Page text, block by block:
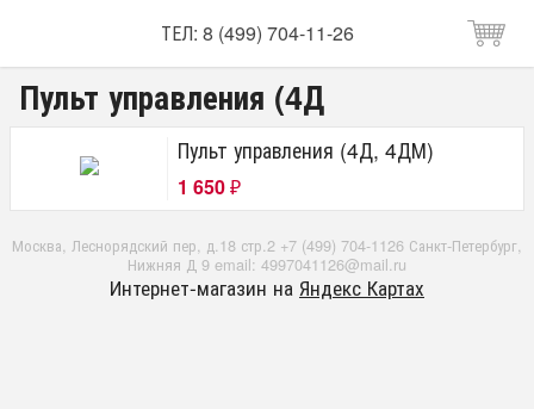
ТЕЛ: 8 (499) 704-11-26
Пульт управления (4Д
Пульт управления (4Д, 4ДМ)
1 650 ₽
Москва, Леснорядский пер, д.18 стр.2 +7 (499) 704-1126 Санкт-Петербург,
Нижняя Д 9 email: 4997041126@mail.ru
Интернет-магазин на Яндекс Картах